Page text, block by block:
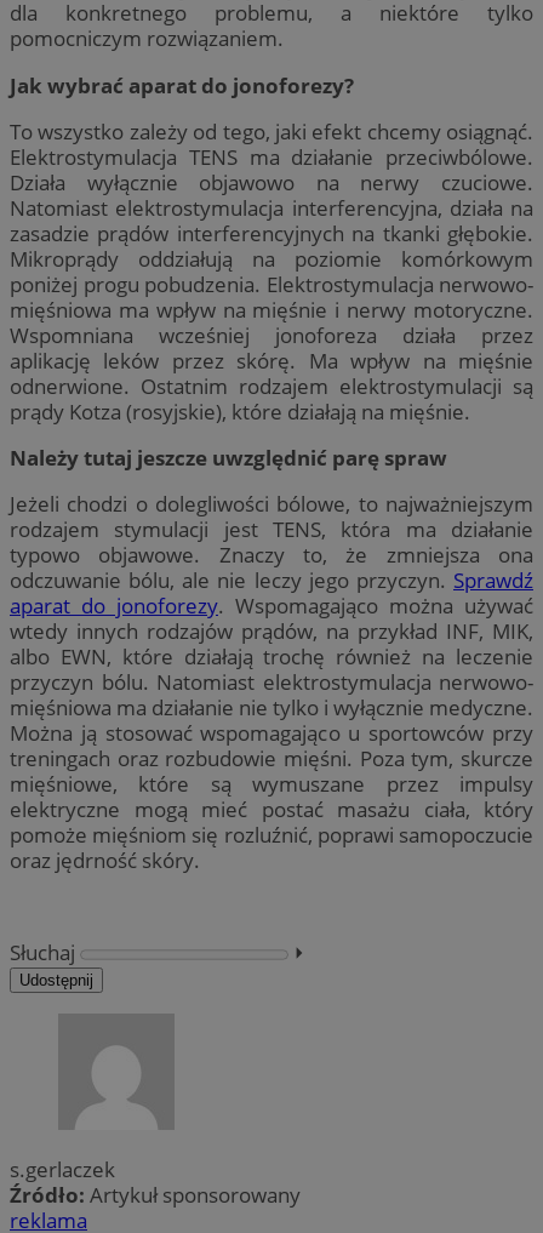
dla konkretnego problemu, a niektóre tylko
pomocniczym rozwiązaniem.
Jak wybrać aparat do jonoforezy?
To wszystko zależy od tego, jaki efekt chcemy osiągnąć.
Elektrostymulacja TENS ma działanie przeciwbólowe.
Działa wyłącznie objawowo na nerwy czuciowe.
Natomiast elektrostymulacja interferencyjna, działa na
zasadzie prądów interferencyjnych na tkanki głębokie.
Mikroprądy oddziałują na poziomie komórkowym
poniżej progu pobudzenia. Elektrostymulacja nerwowo-
mięśniowa ma wpływ na mięśnie i nerwy motoryczne.
Wspomniana wcześniej jonoforeza działa przez
aplikację leków przez skórę. Ma wpływ na mięśnie
odnerwione. Ostatnim rodzajem elektrostymulacji są
prądy Kotza (rosyjskie), które działają na mięśnie.
Należy tutaj jeszcze uwzględnić parę spraw
Jeżeli chodzi o dolegliwości bólowe, to najważniejszym
rodzajem stymulacji jest TENS, która ma działanie
typowo objawowe. Znaczy to, że zmniejsza ona
odczuwanie bólu, ale nie leczy jego przyczyn. Sprawdź
aparat do jonoforezy. Wspomagająco można używać
wtedy innych rodzajów prądów, na przykład INF, MIK,
albo EWN, które działają trochę również na leczenie
przyczyn bólu. Natomiast elektrostymulacja nerwowo-
mięśniowa ma działanie nie tylko i wyłącznie medyczne.
Można ją stosować wspomagająco u sportowców przy
treningach oraz rozbudowie mięśni. Poza tym, skurcze
mięśniowe, które są wymuszane przez impulsy
elektryczne mogą mieć postać masażu ciała, który
pomoże mięśniom się rozluźnić, poprawi samopoczucie
oraz jędrność skóry.
Słuchaj ⏵︎
Udostępnij
s.gerlaczek
Źródło: Artykuł sponsorowany
reklama